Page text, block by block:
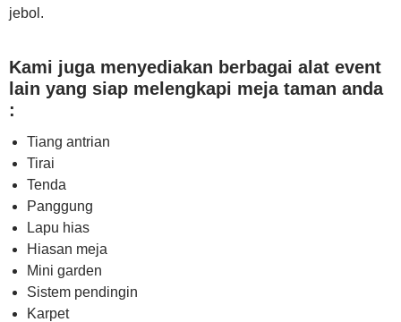
jebol.
Kami juga menyediakan berbagai alat event
lain yang siap melengkapi meja taman anda
:
Tiang antrian
Tirai
Tenda
Panggung
Lapu hias
Hiasan meja
Mini garden
Sistem pendingin
Karpet